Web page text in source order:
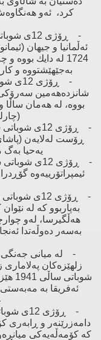
كرد، ئەو
ئەڵمانیا ‌و جیهان
1724 لە دایك
بەجێهێشتووە و
شانزدەهەمین سەرۆكی
بووە، لە هەمان ساڵا
ڕۆست لەلایەن
یەحیا بەگ
ئیمپراتۆرییەوە
بەپاربوو كە لە
هەڵگیرسا، لەو
- لە میانی جەنگی
ئەفریقا بە
دامەزرێنەر ‌و ڕابەری
كە كۆمەڵەیەكی